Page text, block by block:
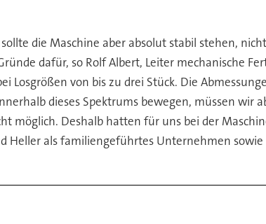
die Maschine aber absolut stabil stehen,
dafür, so Rolf Albert, Leiter mechanische
Losgrößen von bis zu drei Stück. Die
dieses Spektrums bewegen, müssen
möglich. Deshalb hatten für uns bei der
Heller als familiengeführtes Unternehmen